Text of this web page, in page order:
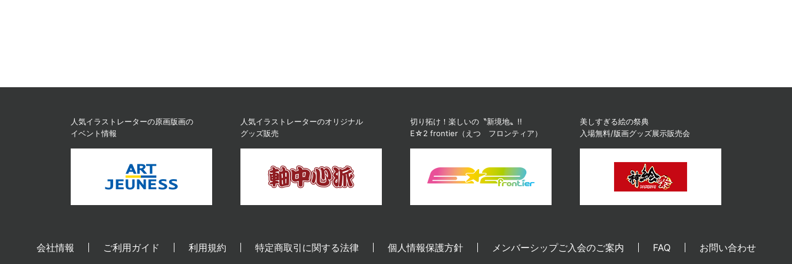
人気イラストレーターの原画版画の
イベント情報
人気イラストレーターのオリジナル
グッズ販売
切り拓け！楽しいの〝新境地〟!!
E☆2 frontier（えつ フロンティア）
美しすぎる絵の祭典
入場無料/版画グッズ展示販売会
会社情報 ご利用ガイド 利用規約 特定商取引に関する法律 個人情報保護方針 メンバーシップご入会のご案内 FAQ お問い合わせ